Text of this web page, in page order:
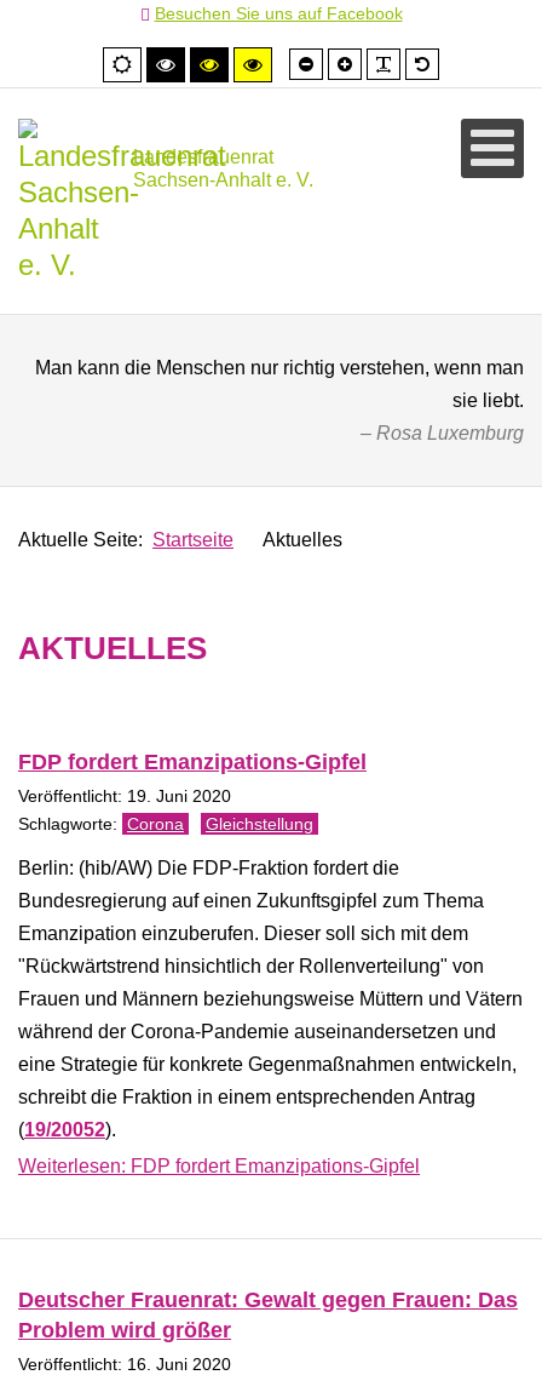
Besuchen Sie uns auf Facebook
Normale
Ansicht
Hoher
Kontrast
Hoher
Kontrast
Hoher
Kontrast
Schrift
kleiner
Schrift
größer
Landesfrauenrat
Sachsen-Anhalt e. V.
Man kann die Menschen nur richtig verstehen, wenn man
sie liebt.
Rosa Luxemburg
Aktuelle Seite: Startseite Aktuelles
AKTUELLES
FDP fordert Emanzipations-Gipfel
Veröffentlicht: 19. Juni 2020
Corona Gleichstellung
Berlin: (hib/AW) Die FDP-Fraktion fordert die
Bundesregierung auf einen Zukunftsgipfel zum Thema
Emanzipation einzuberufen. Dieser soll sich mit dem
"Rückwärtstrend hinsichtlich der Rollenverteilung" von
Frauen und Männern beziehungsweise Müttern und Vätern
während der Corona-Pandemie auseinandersetzen und
eine Strategie für konkrete Gegenmaßnahmen entwickeln,
schreibt die Fraktion in einem entsprechenden Antrag
(19/20052).
Weiterlesen: FDP fordert Emanzipations-Gipfel
Deutscher Frauenrat: Gewalt gegen Frauen: Das
Problem wird größer
Veröffentlicht: 16. Juni 2020